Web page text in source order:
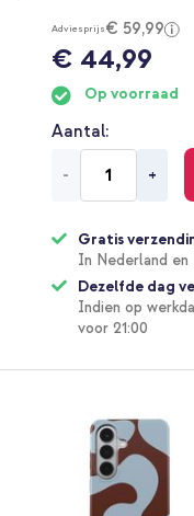
Adviesprijs€ 59,99
€ 44,99
Op voorraad
Aantal
- +
Gratis
In Nederland en
Dezelfde dag
Indien op
voor 21:00